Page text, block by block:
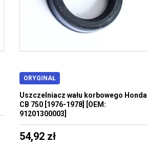
ORYGINAŁ
Uszczelniacz wału korbowego Honda
CB 750 [1976-1978] [OEM:
91201300003]
54,92 zł